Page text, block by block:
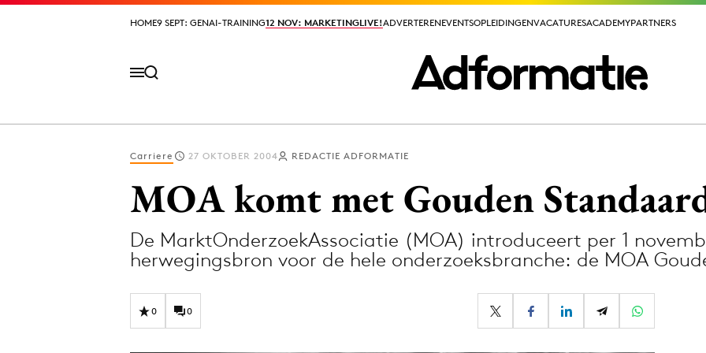
HOME9 SEPT: GENAI-TRAINING12 NOV: MARKETINGLIVE!ADVERTERENEVENTSOPLEIDINGENVACATURESACADEMYPARTNERS
HOME9 SEPT: GENAI-TRAINING12 NOV: MARKETINGLIVE!ADVERTERENEVENTSOPLEIDINGENVACATURESACADEMYPARTNERS
Merkstrategie
PR
Carriere 27 OKTOBER 2004 REDACTIE ADFORMATIE
MOA komt met Gouden
De MarktOnderzoekAssociatie (MOA) introduceert per 1
herwegingsbron voor de hele onderzoeksbranche: de MOA
0 0